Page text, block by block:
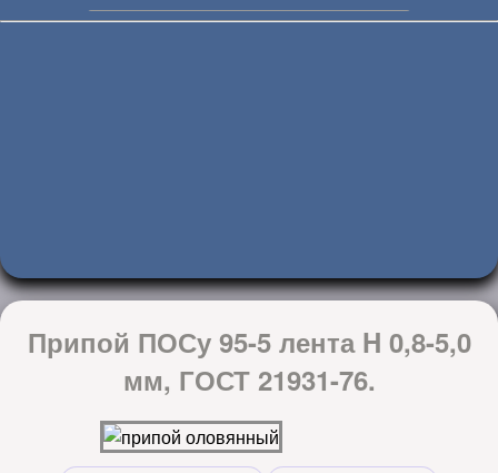
Припой ПОСу 95-5 лента H 0,8-5,0
мм, ГОСТ 21931-76.